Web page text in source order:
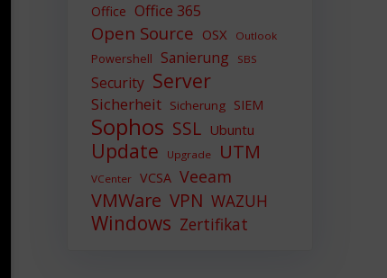
Office Office 365
Open Source OSX Outlook
Powershell Sanierung SBS
Security Server
Sicherheit Sicherung SIEM
Sophos SSL Ubuntu
Update Upgrade UTM
VCenter VCSA Veeam
VMWare VPN WAZUH
Windows Zertifikat